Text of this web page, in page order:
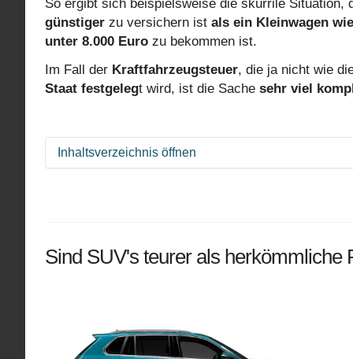
So ergibt sich beispielsweise die skurrile Situation,
günstiger zu versichern ist als ein Kleinwagen
unter 8.000 Euro zu bekommen ist.
Im Fall der Kraftfahrzeugsteuer, die ja nicht wie
Staat festgelegt wird, ist die Sache sehr viel
Inhaltsverzeichnis öffnen
Und was für einen Einfluss nimmt die
Wie werden Elektroautos künftig besteuert?
Sind SUV's teurer als herkömmliche